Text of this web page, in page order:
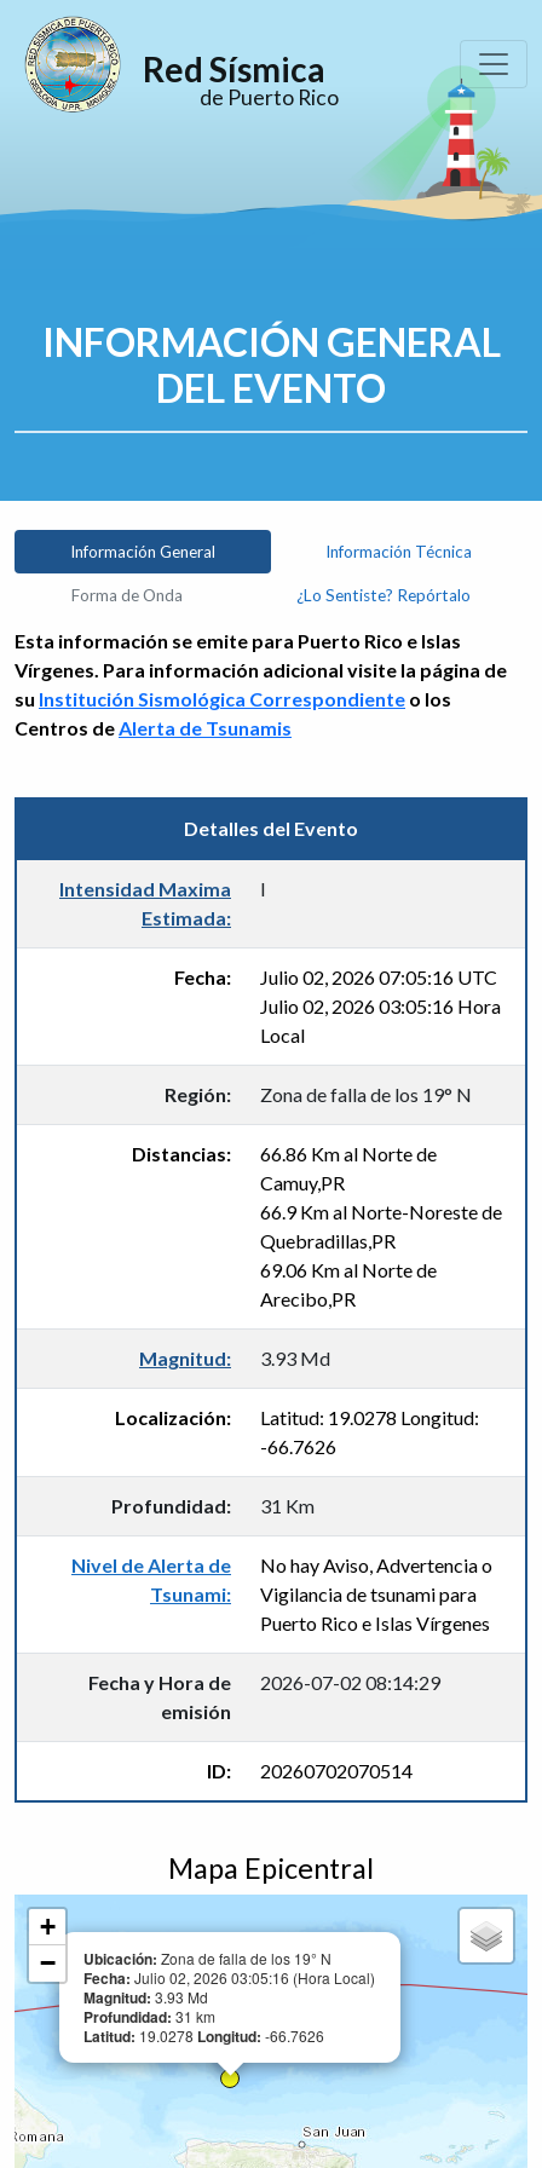
Red Sísmica
de Puerto Rico
INFORMACIÓN GENERAL
DEL EVENTO
Información General Información Técnica
Forma de Onda ¿Lo Sentiste? Repórtalo
Esta información se emite para Puerto Rico e Islas
Vírgenes. Para información adicional visite la página de
su Institución Sismológica Correspondiente o los
Centros deAlerta de Tsunamis
Detalles del Evento
Intensidad Maxima
Estimada:
I
Fecha:
Julio 02, 2026 07:05:16 UTC
Julio 02, 2026 03:05:16 Hora
Local
Región: Zona de falla de los 19° N
Distancias:
66.86 Km al Norte de
Camuy,PR
66.9 Km al Norte-Noreste de
Quebradillas,PR
69.06 Km al Norte de
Arecibo,PR
Magnitud: 3.93 Md
Localización:
Latitud: 19.0278 Longitud:
-66.7626
Profundidad: 31 Km
Nivel de Alerta de
Tsunami:
No hay Aviso, Advertencia o
Vigilancia de tsunami para
Puerto Rico e Islas Vírgenes
Fecha y Hora de
emisión
2026-07-02 08:14:29
ID: 20260702070514
Mapa Epicentral
Ubicación: Zona de falla de los 19° N
Fecha: Julio 02, 2026 03:05:16 (Hora Local)
Magnitud: 3.93 Md
Profundidad: 31 km
Latitud: 19.0278 Longitud: -66.7626
+
−